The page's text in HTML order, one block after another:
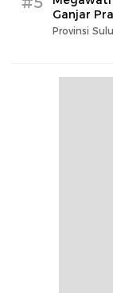
Ganjar
Provinsi